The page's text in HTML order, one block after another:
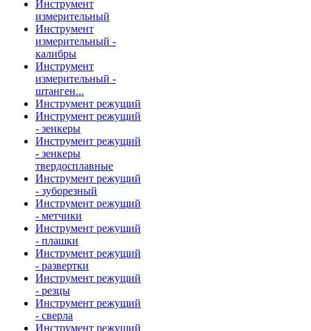
Инструмент
измерительный
Инструмент
измерительный -
калибры
Инструмент
измерительный -
штанген...
Инструмент режущий
Инструмент режущий
- зенкеры
Инструмент режущий
- зенкеры
твердосплавные
Инструмент режущий
- зуборезный
Инструмент режущий
- метчики
Инструмент режущий
- плашки
Инструмент режущий
- развертки
Инструмент режущий
- резцы
Инструмент режущий
- сверла
Инструмент режущий